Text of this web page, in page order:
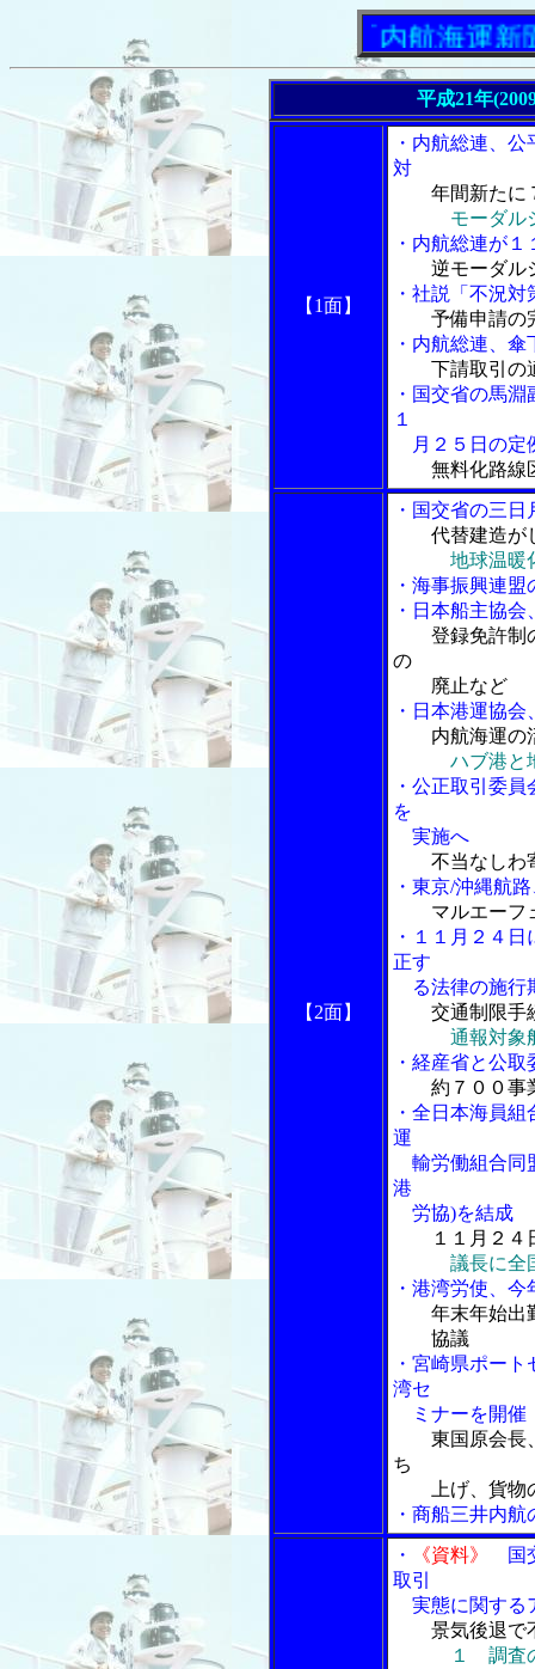
「内航海運新聞」ニ
平成21年
【1面】
・内航総連、
対
年間新たに
モーダル
・内航総連が
逆モーダル
・社説「不況
予備申請の
・内航総連、
下請取引の
・国交省の馬
１
月２５日の定
無料化路線
【2面】
・国交省の三
代替建造が
地球温暖
・海事振興連
・日本船主協
登録免許制
の
廃止など
・日本港運協
内航海運の
ハブ港と
・公正取引委
を
実施へ
不当なしわ
・東京/沖縄航
マルエーフ
・１１月２４
正す
る法律の施行
交通制限手
通報対象
・経産省と公
約７００事
・全日本海員
運
輸労働組合同
港
労協)を結成
１１月２４
議長に全
・港湾労使、
年末年始出
協議
・宮崎県ポー
湾セ
ミナーを開催
東国原会長
ち
上げ、貨物
・商船三井内
・ 《資料》
国
取引
実態に関する
景気後退で
１ 調査